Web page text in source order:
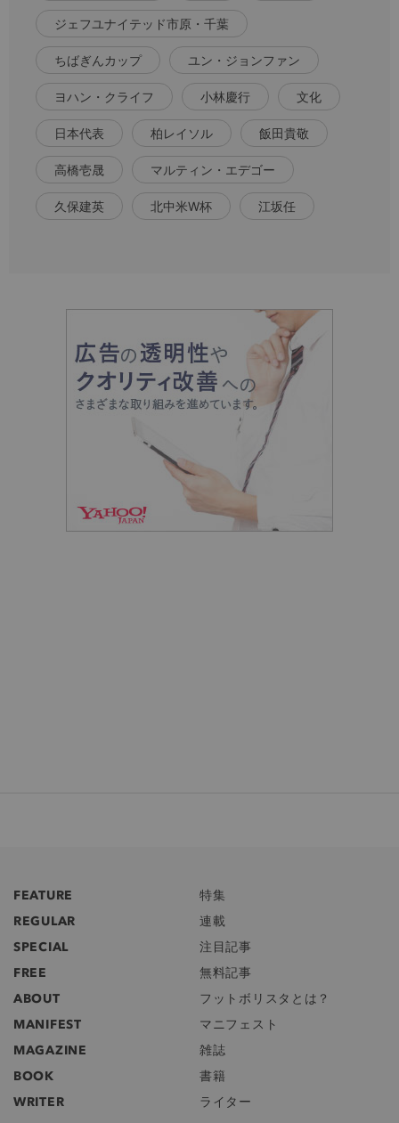
ジェフユナイテッド市原・千葉
ちばぎんカップ ユン・ジョンファン
ヨハン・クライフ 小林慶行 文化
日本代表 柏レイソル 飯田貴敬
高橋壱晟 マルティン・エデゴー
久保建英 北中米W杯 江坂任
FEATURE
特集
REGULAR
連載
SPECIAL
注目記事
FREE
無料記事
ABOUT
フットボリスタとは？
MANIFEST
マニフェスト
MAGAZINE
雑誌
BOOK
書籍
WRITER
ライター